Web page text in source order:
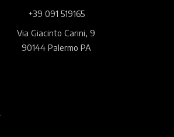
+39 091 519165
Via Giacinto Carini, 9
90144 Palermo PA